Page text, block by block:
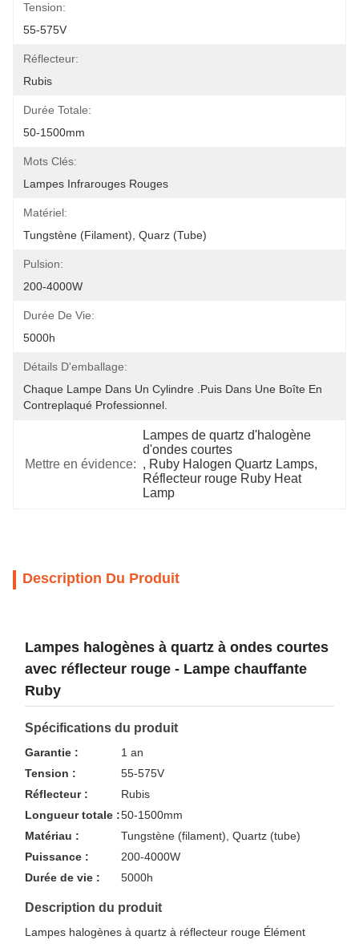
Tension:
55-575V
Réflecteur:
Rubis
Durée Totale:
50-1500mm
Mots Clés:
Lampes Infrarouges Rouges
Matériel:
Tungstène (filament), Quarz (tube)
Pulsion:
200-4000W
Durée De Vie:
5000h
Détails D'emballage:
Chaque Lampe Dans Un Cylindre .Puis Dans Une Boîte En
Contreplaqué Professionnel.
Mettre en évidence:
Lampes de quartz d'halogène
d'ondes courtes
, Ruby Halogen Quartz Lamps,
Réflecteur rouge Ruby Heat
Lamp
Description Du Produit
Lampes halogènes à quartz à ondes courtes
avec réflecteur rouge - Lampe chauffante
Ruby
Spécifications du produit
Garantie :
1 an
Tension :
55-575V
Réflecteur :
Rubis
Longueur totale :50-1500mm
Matériau :
Tungstène (filament), Quartz (tube)
Puissance :
200-4000W
Durée de vie :
5000h
Description du produit
Lampes halogènes à quartz à réflecteur rouge Élément